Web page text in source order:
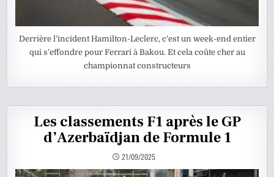
Derrière l’incident Hamilton-Leclerc, c’est un week-end entier
qui s’effondre pour Ferrari à Bakou. Et cela coûte cher au
championnat constructeurs
Les classements F1 après le GP
d’Azerbaïdjan de Formule 1
21/09/2025